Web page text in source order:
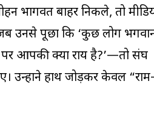
भागवत बाहर निकले, तो
जब उनसे पूछा कि ‘कुछ लोग
पर आपकी क्या राय है?’—तो संघ
उन्होंने हाथ जोड़कर केवल “राम-